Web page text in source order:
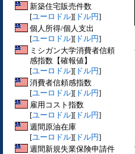
新築住宅販売件数
[ユーロドル][ ドル円]
個人所得/個人支出
[ユーロドル][ ドル円]
ミシガン大学消費者信頼
感指数【確報値】
[ユーロドル][ ドル円]
消費者信頼感指数
[ユーロドル][ ドル円]
雇用コスト指数
[ユーロドル][ ドル円]
週間原油在庫
[ユーロドル][ ドル円]
週間新規失業保険申請件